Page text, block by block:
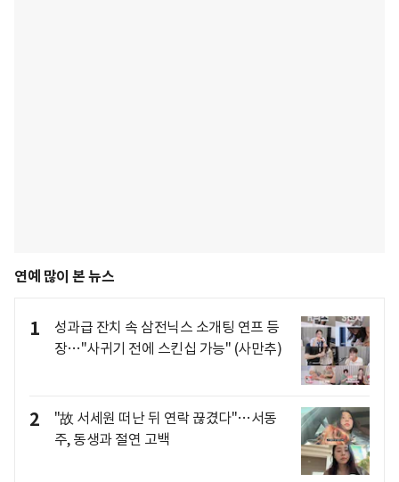
연예 많이 본 뉴스
1
성과급 잔치 속 삼전닉스 소개팅 연프 등
장…"사귀기 전에 스킨십 가능" (사만추)
2
"故 서세원 떠난 뒤 연락 끊겼다"…서동
주, 동생과 절연 고백